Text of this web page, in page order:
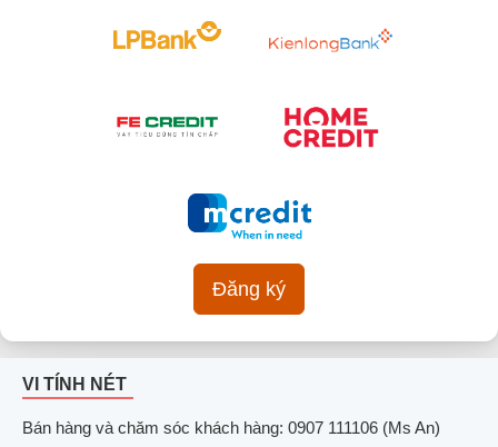
Đăng ký
VI TÍNH NÉT
Bán hàng và chăm sóc khách hàng: 0907 111106 (Ms An)